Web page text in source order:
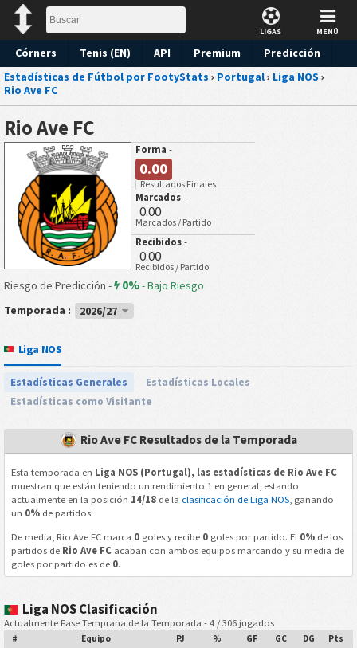
LIGAS MENÚ
Córners Tenis (EN) API Premium
Predicción
Estadísticas de Fútbol por FootyStats › Portugal› Liga NOS ›
Rio Ave FC
Rio Ave FC
Forma -
0.00
Resultados Finales
Marcados -
0.00
Marcados / Partido
Recibidos -
0.00
Recibidos / Partido
Riesgo de Predicción - 0%-Bajo Riesgo
Temporada :
2026/27
Liga NOS
Estadísticas Generales
Estadísticas Locales
Estadísticas como Visitante
Rio Ave FC Resultados de la Temporada
Esta temporada en Liga NOS (Portugal), las estadísticas de Rio Ave FC
muestran que están teniendo un rendimiento 1 en general, estando
actualmente en la posición 14/18de la clasificación de Liga NOS, ganando
un 0%de partidos.
De media, Rio Ave FC marca 0goles y recibe 0goles por partido. El 0%de los
partidos de Rio Ave FCacaban con ambos equipos marcando y su media de
goles por partido es de 0.
Liga NOS Clasificación
Actualmente Fase Temprana de la Temporada - 4 / 306 jugados
# Equipo PJ
%
GF GC DG Pts